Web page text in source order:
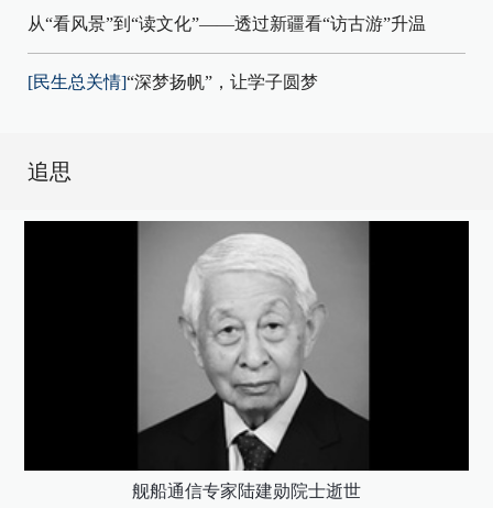
从“看风景”到“读文化”——透过新疆看“访古游”升温
[民生总关情]“深梦扬帆”，让学子圆梦
追思
舰船通信专家陆建勋院士逝世